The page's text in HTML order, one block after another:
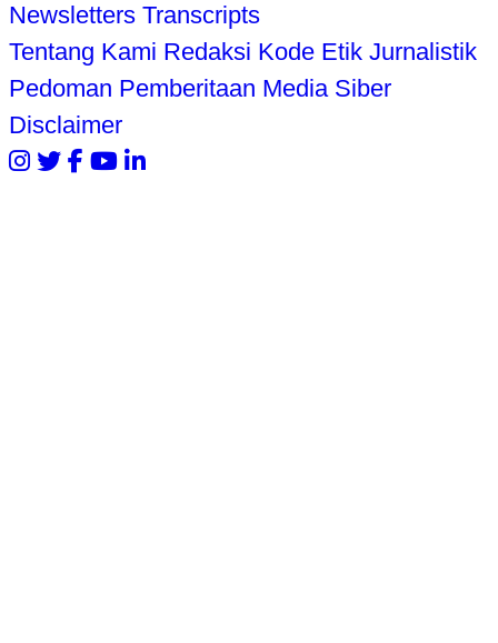
Newsletters Transcripts
Tentang Kami Redaksi Kode Etik Jurnalistik
Pedoman Pemberitaan Media Siber
Disclaimer